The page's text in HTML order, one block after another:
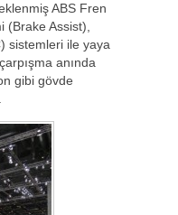
ABS Fren
(Brake Assist),
sistemleri ile yaya
anında
gibi gövde